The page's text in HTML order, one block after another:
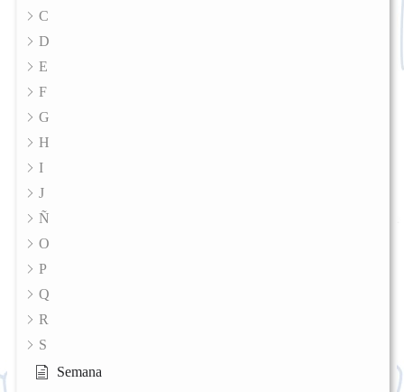
C
D
E
F
G
H
I
J
Ñ
O
P
Q
R
S
Semana